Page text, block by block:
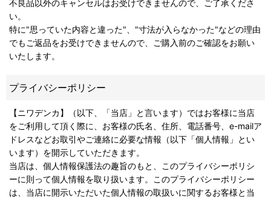
不良品以外のキャンセルはお受けできませんので、ご了承くださ
い。
特に"思っていた内容と違った"、"寸法が入らなかった"などの理由
でもご返品をお受けできませんので、ご購入前のご確認をお願い
いたします。
プライバシーポリシー
【ニワデンカ】（以下、「当店」と言います）ではお客様に当店
をご利用して頂く際に、お客様の氏名、住所、電話番号、e-mailア
ドレスなどお取引やご連絡に必要な情報（以下「個人情報」とい
います）を開示していただきます。
当店は、個人情報保護法の趣旨のもと、このプライバシーポリシ
ーに則って個人情報を取り扱います。このプライバシーポリシー
は、当店に開示いただいた個人情報の取扱いに関するお客様と当